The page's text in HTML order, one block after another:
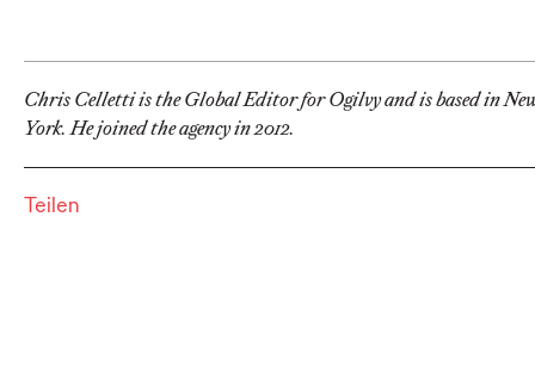
Chris Celletti is the Global Editor for Ogilvy and is based in
York. He joined the agency in 2012.
Teilen
KI-Modell von Google, erstellt…
More→
NEWS
Mit neuem Charakter